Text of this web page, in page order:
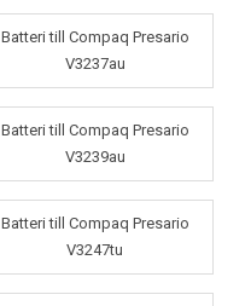
Batteri till Compaq Presario
V3237au
Batteri till Compaq Presario
V3239au
Batteri till Compaq Presario
V3247tu